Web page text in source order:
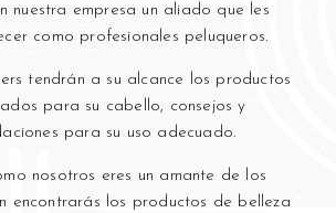
nuestra empresa un aliado que les
como profesionales peluqueros.
tendrán a su alcance los productos
para su cabello, consejos y
para su uso adecuado.
nosotros eres un amante de los
encontrarás los productos de belleza